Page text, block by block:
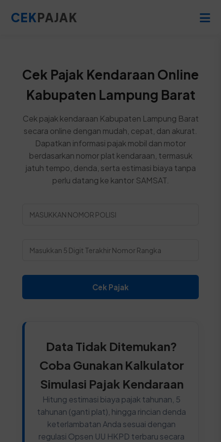
CEKPAJAK
Cek Pajak Kendaraan Online
Kabupaten Lampung Barat
Cek pajak kendaraan Kabupaten Lampung Barat
secara online dengan mudah, cepat, dan akurat.
Dapatkan informasi pajak mobil dan motor
berdasarkan nomor plat kendaraan, termasuk
jatuh tempo, denda, serta estimasi biaya tanpa
perlu datang ke kantor SAMSAT.
Cek Pajak
Data Tidak Ditemukan?
Coba Gunakan Kalkulator
Simulasi Pajak Kendaraan
Hitung estimasi biaya pajak tahunan, 5
tahunan (ganti plat), hingga rincian denda
keterlambatan Anda sesuai dengan
regulasi Opsen UU HKPD terbaru secara